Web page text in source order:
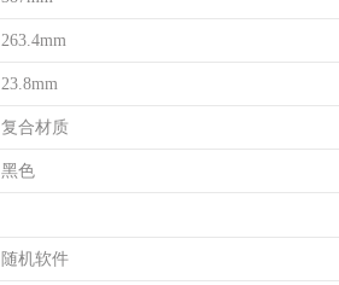
263.4mm
23.8mm
复合材质
黑色
随机软件